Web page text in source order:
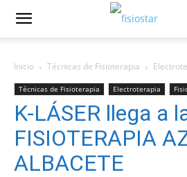
Inicio Técnicas de Fisioterapia
Técnicas de Fisioterapia Electroterapia
Fisioterapia Traumatológica
Tratamientos
K-LÁSER llega a
FISIOTERAPIA
ALBACETE